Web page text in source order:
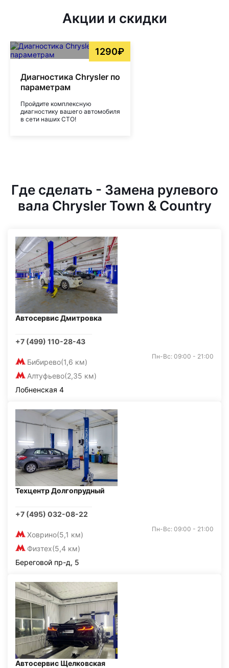
Акции и скидки
1290₽
Диагностика Chrysler по
параметрам
Пройдите комплексную
диагностику вашего автомобиля
в сети наших СТО!
Где сделать - Замена рулевого
вала Chrysler Town & Country
Автосервис Дмитровка
+7 (499) 110-28-43
Бибирево(1,6 км)
Алтуфьево(2,35 км)
Пн-Вс: 09:00 - 21:00
Лобненская 4
Техцентр Долгопрудный
+7 (495) 032-08-22
Ховрино(5,1 км)
Физтех(5,4 км)
Пн-Вс: 09:00 - 21:00
Береговой пр-д, 5
Автосервис Щелковская